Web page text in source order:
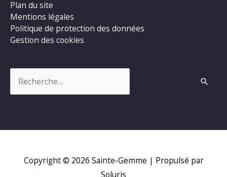
Plan du site
Mentions légales
Politique de protection des données
Gestion des cookies
Copyright © 2026 Sainte-Gemme | Propulsé par
Soluris